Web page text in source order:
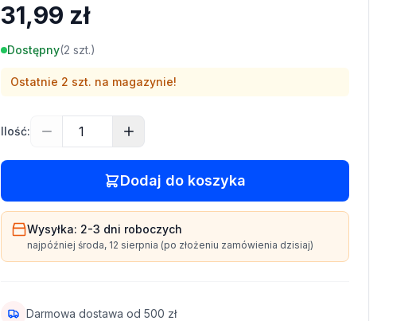
31,99 zł
Dostępny(2 szt.)
Ostatnie 2 szt. na magazynie!
Ilość:
Dodaj do koszyka
Wysyłka: 2-3 dni roboczych
najpóźniej środa, 12 sierpnia (po złożeniu zamówienia dzisiaj)
Darmowa dostawa od 500 zł